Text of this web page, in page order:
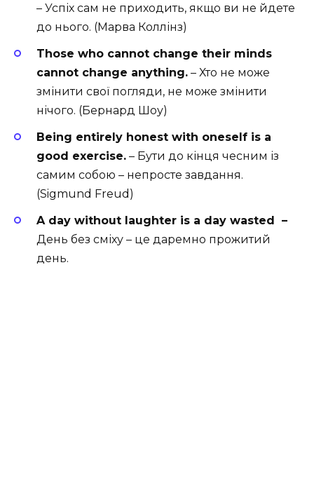
– Успіх сам не приходить, якщо ви не йдете
до нього. (Марва Коллінз)
Those who cannot change their minds
cannot change anything. – Хто не може
змінити свої погляди, не може змінити
нічого. (Бернард Шоу)
Being entirely honest with oneself is a
good exercise. – Бути до кінця чесним із
самим собою – непросте завдання.
(Sigmund Freud)
A day without laughter is a day wasted –
День без сміху – це даремно прожитий
день.